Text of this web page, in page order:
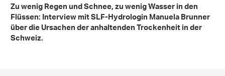
Zu wenig Regen und Schnee, zu wenig Wasser in den
Flüssen: Interview mit SLF-Hydrologin Manuela Brunner
über die Ursachen der anhaltenden Trockenheit in der
Schweiz.